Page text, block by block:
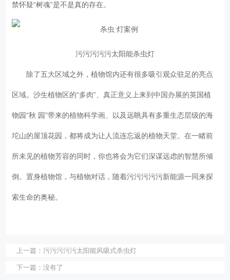
禁怀疑“树魂”是不是真的存在。
污污污污污太阳能杀虫灯
除了五大区域之外，植物馆内还有很多吸引观众驻足的亮点
区域。沙生植物区的“多肉”、真正意义上来到中国办展的英国植
物园“秋 园”带来的植物科学画、以及远眺具有多重生态层级的海
坨山的屋顶花园，都将成为让人流连忘返的植物天堂。在一睹前
所未见的植物芳容的同时，你也将会为它们深谋远虑的智慧所倾
倒。置身植物馆，与植物对话，随着污污污污污新能源一同来探
索生命的奥秘。
上一篇： 污污污污污太阳能风吸式杀虫灯
下一篇： 没有了